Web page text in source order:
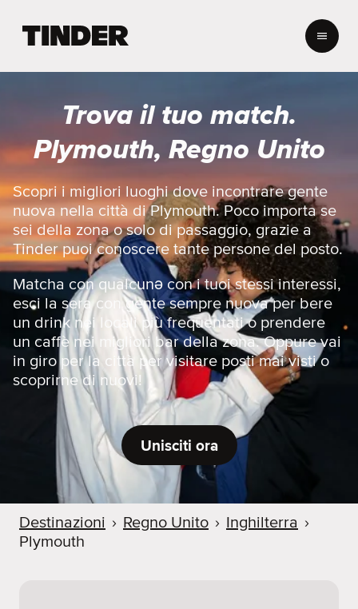
i
i
d
e
r
Trova il tuo match.
Plymouth, Regno Unito
Scopri i migliori luoghi dove incontrare gente
nuova nella città di Plymouth. Poco importa se
sei della zona o solo di passaggio, grazie a
Tinder puoi conoscere tante persone del posto.
Matcha con qualcunə con i tuoi stessi interessi,
esci la sera con gente sempre nuova per bere
un drink nei locali più frequentati o prendere
un caffè nei migliori bar della zona. Oppure vai
in giro per la città per visitare posti mai visti o
scoprirne di nuovi!
Unisciti ora
Destinazioni › Regno Unito › Inghilterra ›
Plymouth